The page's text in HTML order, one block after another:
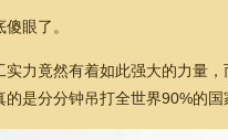
眼了。
力竟然有着如此强大的力量
是分分钟吊打全世界90%的国